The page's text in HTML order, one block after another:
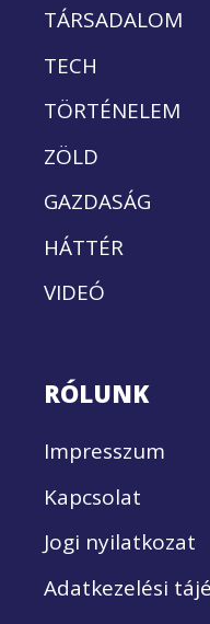
TÁRSADALOM
TECH
TÖRTÉNELEM
ZÖLD
GAZDASÁG
HÁTTÉR
VIDEÓ
RÓLUNK
Impresszum
Kapcsolat
Jogi nyilatkozat
Adatkezelési